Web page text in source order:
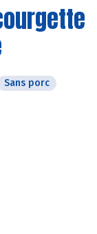
Sans porc